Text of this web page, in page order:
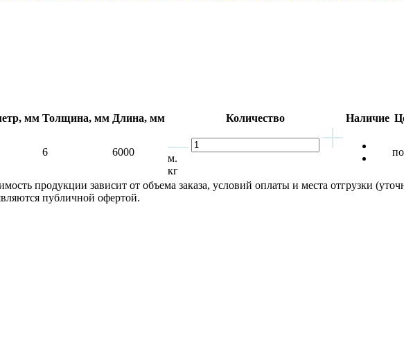
мм Толщина, мм Длина, мм Количество Наличие
6 6000
м.
кг
продукции зависит от объема заказа, условий оплаты и места отгрузки
публичной офертой.